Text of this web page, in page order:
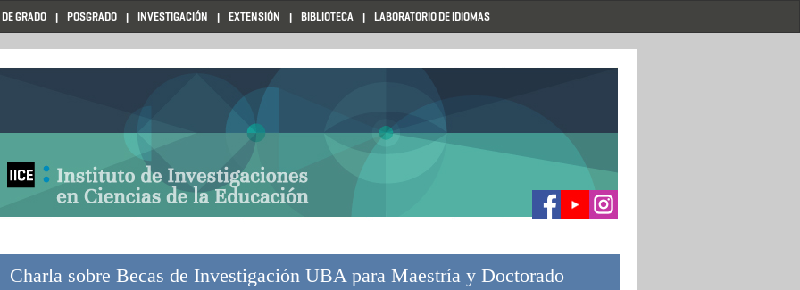
GRADO POSGRADO INVESTIGACIÓN EXTENSIÓN BIBLIOTECA LABORATORIO DE IDIOMAS
Charla sobre Becas de Investigación UBA para Maestría y Doctorado